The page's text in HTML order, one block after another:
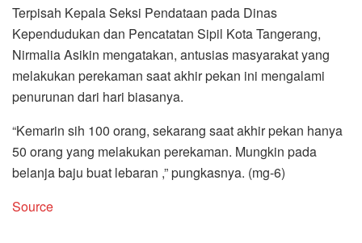
Terpisah Kepala Seksi Pendataan pada Dinas
Kependudukan dan Pencatatan Sipil Kota Tangerang,
Nirmalia Asikin mengatakan, antusias masyarakat yang
melakukan perekaman saat akhir pekan ini mengalami
penurunan dari hari biasanya.
“Kemarin sih 100 orang, sekarang saat akhir pekan hanya
50 orang yang melakukan perekaman. Mungkin pada
belanja baju buat lebaran ,” pungkasnya. (mg-6)
Source